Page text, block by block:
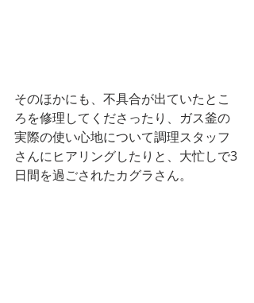
そのほかにも、不具合が出ていたとこ
ろを修理してくださったり、ガス釜の
実際の使い心地について調理スタッフ
さんにヒアリングしたりと、大忙しで3
日間を過ごされたカグラさん。